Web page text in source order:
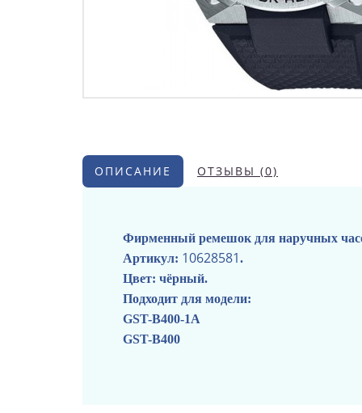
ОПИСАНИЕ ОТЗЫВЫ (0)
Фирменный ремешок для наручных
Артикул: 10628581.
Цвет: чёрный.
Подходит для модели:
GST-B400-1A
GST-B400